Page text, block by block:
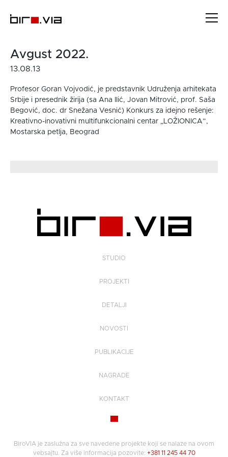
Avgust 2022.
13.08.13
Profesor Goran Vojvodić, je predstavnik Udruženja arhitekata
Srbije i presednik žirija (sa Ana Ilić, Jovan Mitrović, prof. Saša
Begović, doc. dr Snežana Vesnić) Konkurs za idejno rešenje:
Kreativno-inovativni multifunkcionalni centar „LOŽIONICA”,
Mostarska petlja, Beograd
STUDIO
PROJEKTI
DETALJI
NOVOSTI
PUBLIKACIJE
NAGRADE
KONTAKT
BiroVIA je zaslužna za sve navedene projekte koji se nalaze na ovom
vebsajtu. Za više informacija pozovite: +381 11 245 44 70